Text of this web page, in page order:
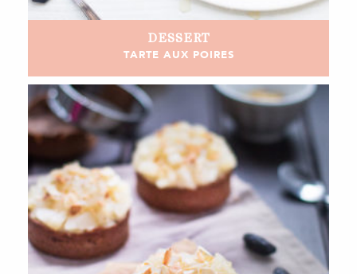
DESSERT
TARTE AUX POIRES